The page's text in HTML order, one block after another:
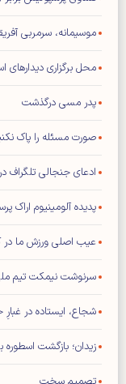
موسیمانه، سرمربی
محل برگزاری
پدر مسی درگذشت
صورت مسئله را پاک
ادعای جنجالی تلگراف
پدیده آلومینیوم اراک
عیب اصلی ورزش ما
سرنوشت نیمکت تیم
شجاع، ایستاده در
زیدان؛ بازگشت اسطوره